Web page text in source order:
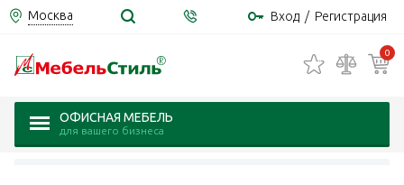
Москва Вход / Регистрация
0
ОФИСНАЯ МЕБЕЛЬ
для вашего бизнеса